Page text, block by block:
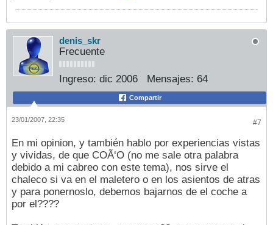
denis_skr
Frecuente
Ingreso: dic 2006 Mensajes: 64
Compartir
#7
23/01/2007, 22:35
En mi opinion, y también hablo por experiencias vistas
y vividas, de que COÃ‘O (no me sale otra palabra
debido a mi cabreo con este tema), nos sirve el
chaleco si va en el maletero o en los asientos de atras
y para ponernoslo, debemos bajarnos de el coche a
por el????